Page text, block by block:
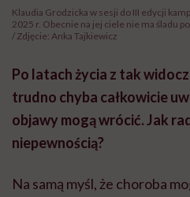
Klaudia Grodzicka w sesji do III edycji
2025 r. Obecnie na jej ciele nie ma śladu
/ Zdjęcie: Anka Tajkiewicz
Po latach życia z tak
trudno chyba całkowicie
objawy mogą wrócić. Jak
niepewnością?
Na samą myśl, że choroba